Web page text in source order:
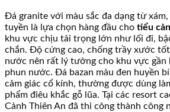
Đá granite với màu sắc đa dạng từ xám,
tuyền là lựa chọn hàng đầu cho tiểu
khu vực chịu tải trọng lớn như lối đi,
chắn. Độ cứng cao, chống trầy xước
nước nên rất lý tưởng cho khu vực gần
phun nước. Đá bazan màu đen huyền
cảm giác cổ kính, thường được dùng
phẩm điêu khắc gỗ lũa. Tại các resort
Cảnh Thiên An đã thi công thành công